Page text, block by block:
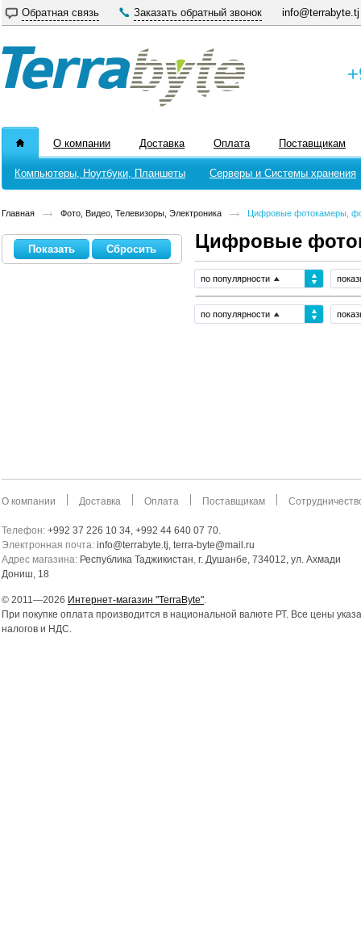
Обратная связь Заказать обратный звонок info@terrabyte.tj
О компании Доставка Оплата Поставщикам
Компьютеры, Ноутбуки, Планшеты Серверы и Системы хранения
Главная Фото, Видео, Телевизоры, Электроника Цифровые фотокамеры,
Цифровые
по популярности
по популярности
О компании Доставка Оплата Поставщикам
Телефон: +992 37 226 10 34, +992 44 640 07 70.
Электронная почта: info@terrabyte.tj, terra-byte@mail.ru
Адрес магазина: Республика Таджикистан, г. Душанбе, 734012, ул. Ахмади
Дониш, 18
© 2011—2026 Интернет-магазин "TerraByte".
При покупке оплата производится в национальной валюте РТ. Все цены
налогов и НДС.